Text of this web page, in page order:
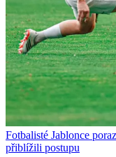
Fotbalisté Jablonce
přiblížili postupu